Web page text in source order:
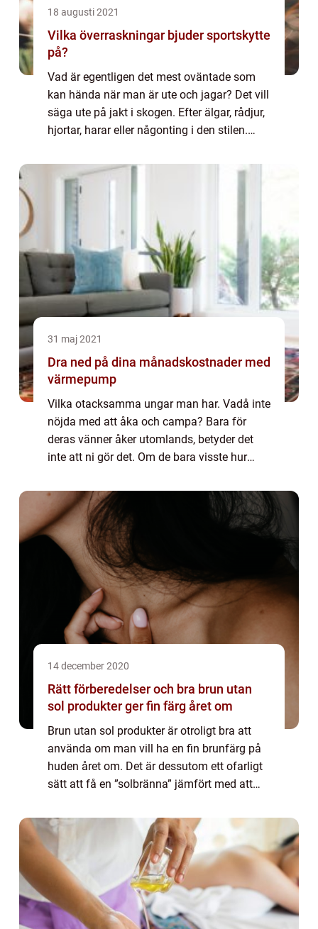
18 augusti 2021
Vilka överraskningar bjuder sportskytte
på?
Vad är egentligen det mest oväntade som
kan hända när man är ute och jagar? Det vill
säga ute på jakt i skogen. Efter älgar, rådjur,
hjortar, harar eller någonting i den stilen.
31 maj 2021
Dra ned på dina månadskostnader med
värmepump
Vilka otacksamma ungar man har. Vadå inte
nöjda med att åka och campa? Bara för
deras vänner åker utomlands, betyder det
inte att ni gör det. Om de bara visste hur
att gå runt varje månad. Hur ska man
utöve...
14 december 2020
Rätt förberedelser och bra brun utan
sol produkter ger fin färg året om
Brun utan sol produkter är otroligt bra att
använda om man vill ha en fin brunfärg på
huden året om. Det är dessutom ett ofarligt
sätt att få en ”solbränna” jämfört med att
ett solarium. Det ...